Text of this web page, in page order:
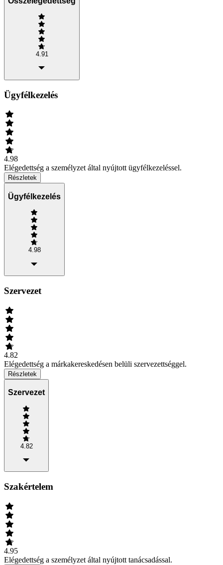
4.91
Ügyfélkezelés
4.98
Elégedettség a személyzet által nyújtott ügyfélkezeléssel.
Részletek
Ügyfélkezelés
4.98
Szervezet
4.82
Elégedettség a márkakereskedésen belüli szervezettséggel.
Részletek
Szervezet
4.82
Szakértelem
4.95
Elégedettség a személyzet által nyújtott tanácsadással.